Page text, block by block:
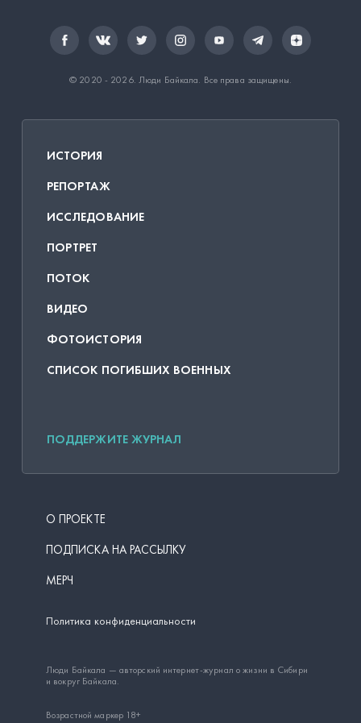
© 2020 - 2026. Люди Байкала . Все права защищены.
ИСТОРИЯ
РЕПОРТАЖ
ИССЛЕДОВАНИЕ
ПОРТРЕТ
ПОТОК
ВИДЕО
ФОТОИСТОРИЯ
СПИСОК ПОГИБШИХ ВОЕННЫХ
ПОДДЕРЖИТЕ ЖУРНАЛ
О ПРОЕКТЕ
ПОДПИСКА НА РАССЫЛКУ
МЕРЧ
Политика конфиденциальности
Люди Байкала — авторский интернет-журнал о жизни в Сибири
и вокруг Байкала.
Возрастной маркер 18+